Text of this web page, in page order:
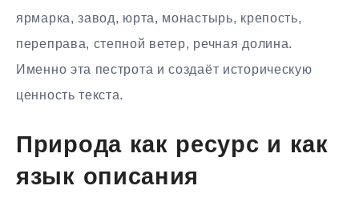
ярмарка, завод, юрта, монастырь, крепость,
переправа, степной ветер, речная долина.
Именно эта пестрота и создаёт историческую
ценность текста.
Природа как ресурс и как
язык описания